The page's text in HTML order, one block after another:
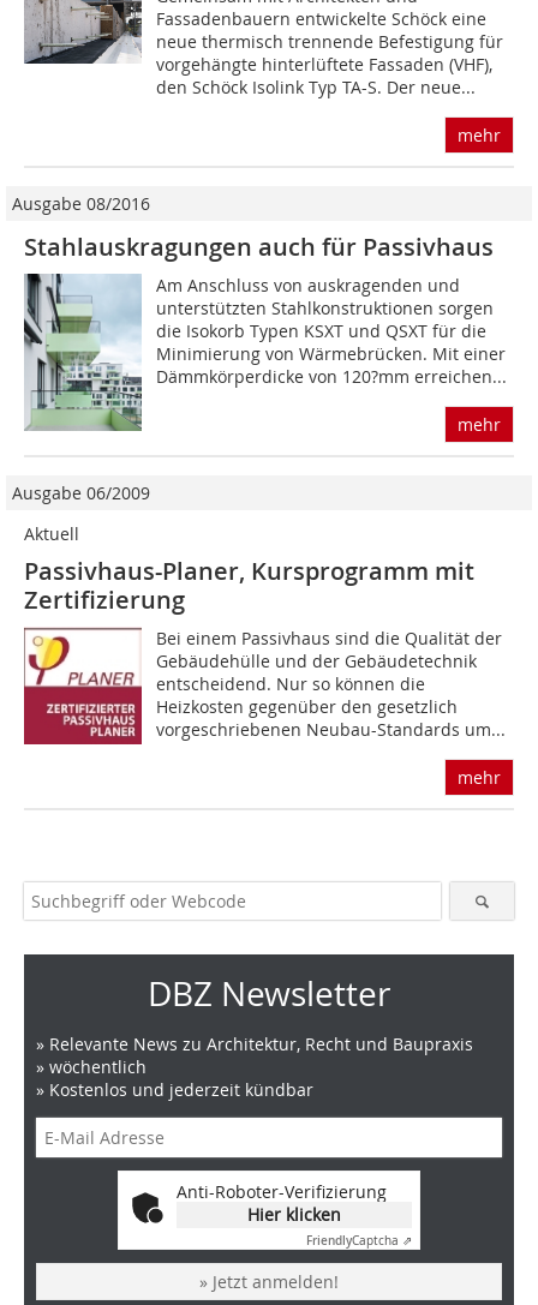
Fassadenbauern entwickelte Schöck eine
neue thermisch trennende Befestigung für
vorgehängte hinterlüftete Fassaden (VHF),
den Schöck Isolink Typ TA-S. Der neue...
mehr
Ausgabe 08/2016
Stahlauskragungen auch für Passivhaus
Am Anschluss von auskragenden und
unterstützten Stahlkonstruktionen sorgen
die Isokorb Typen KSXT und QSXT für die
Minimierung von Wärmebrücken. Mit einer
Dämmkörperdicke von 120?mm erreichen...
mehr
Ausgabe 06/2009
Aktuell
Passivhaus-Planer, Kursprogramm mit
Zertifizierung
Bei einem Passivhaus sind die Qualität der
Gebäudehülle und der Gebäudetechnik
ent­scheidend. Nur so können die
Heizkosten ge­genüber den gesetzlich
vorgeschriebenen Neubau-Standards um...
mehr
DBZ Newsletter
» Relevante News zu Architektur, Recht und Baupraxis
» wöchentlich
» Kostenlos und jederzeit kündbar
Anti-Roboter-Verifizierung
Hier klicken
FriendlyCaptcha ⇗
» Jetzt anmelden!